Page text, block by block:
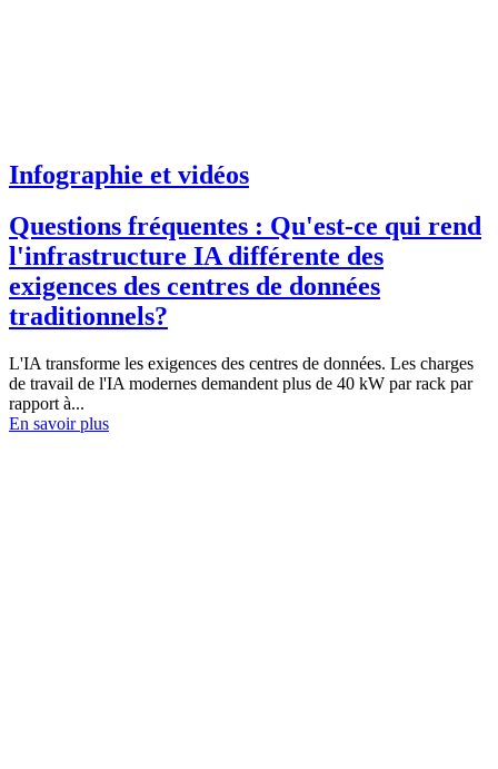
Infographie et vidéos
Questions fréquentes : Qu'est-ce qui rend
l'infrastructure IA différente des
exigences des centres de données
traditionnels?
L'IA transforme les exigences des centres de données. Les charges
de travail de l'IA modernes demandent plus de 40 kW par rack par
rapport à...
En savoir plus